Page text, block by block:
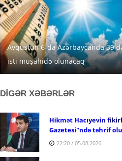
Avqustun 6-da Azərbaycanda 39
isti müşahidə olunacaq
DİGƏR XƏBƏRLƏR
Hikmət Hacıyevin
Gazetesi"ndə təhrif
22:20 / 05.08.2026